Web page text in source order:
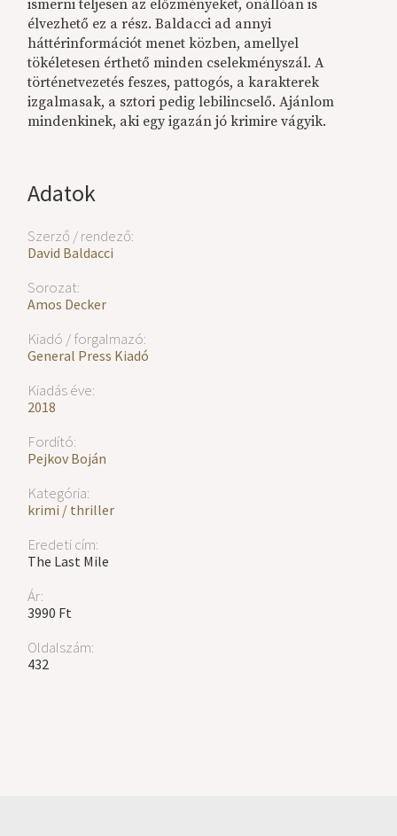
Adatok
Szerző / rendező:
David Baldacci
Sorozat:
Amos Decker
Kiadó / forgalmazó:
General Press Kiadó
Kiadás éve:
2018
Fordító:
Pejkov Boján
Kategória:
krimi / thriller
Eredeti cím:
The Last Mile
Ár:
3990 Ft
Oldalszám:
432
ismerni teljesen az előzményeket, önállóan is
élvezhető ez a rész. Baldacci ad annyi
háttérinformációt menet közben, amellyel
tökéletesen érthető minden cselekményszál. A
történetvezetés feszes, pattogós, a karakterek
izgalmasak, a sztori pedig lebilincselő. Ajánlom
mindenkinek, aki egy igazán jó krimire vágyik.